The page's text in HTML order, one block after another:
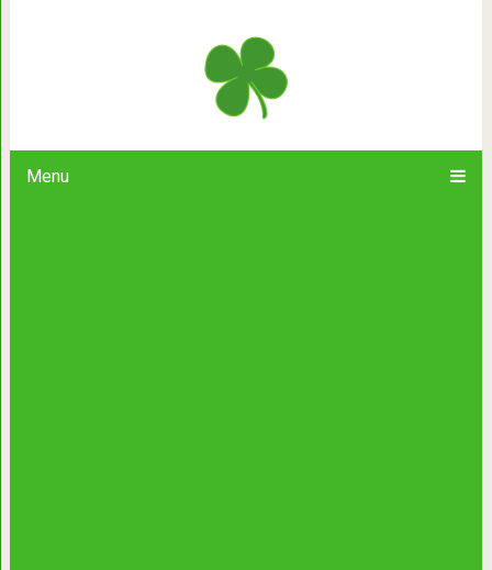
Menu
Очаровательные грызуны, уму